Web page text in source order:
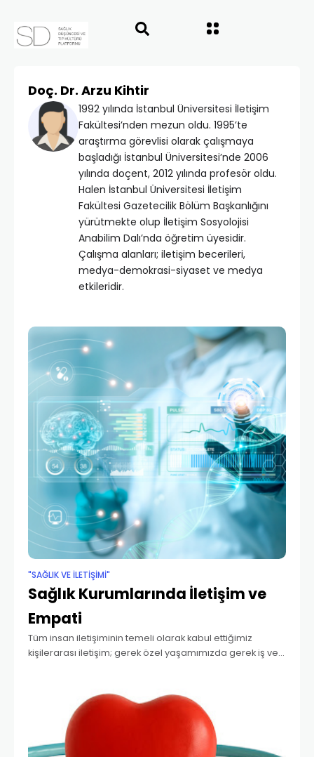
Doç. Dr. Arzu Kihtir
1992 yılında İstanbul Üniversitesi İletişim
Fakültesi’nden mezun oldu. 1995’te
araştırma görevlisi olarak çalışmaya
başladığı İstanbul Üniversitesi’nde 2006
yılında doçent, 2012 yılında profesör oldu.
Halen İstanbul Üniversitesi İletişim
Fakültesi Gazetecilik Bölüm Başkanlığını
yürütmekte olup İletişim Sosyolojisi
Anabilim Dalı’nda öğretim üyesidir.
Çalışma alanları; iletişim becerileri,
medya-demokrasi-siyaset ve medya
etkileridir.
"SAĞLIK VE İLETIŞIMI"
Sağlık Kurumlarında İletişim ve
Empati
Tüm insan iletişiminin temeli olarak kabul ettiğimiz
kişilerarası iletişim; gerek özel yaşamımızda gerek iş ve